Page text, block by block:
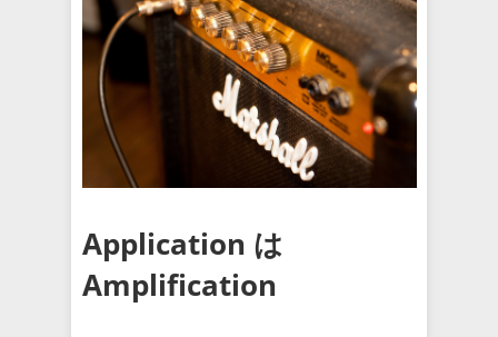
Application は
Amplification